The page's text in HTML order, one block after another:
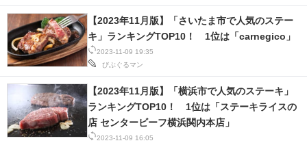
2023-11-09 19:35
びぶぐるマン
【2023年11月版】「さいたま市で人気のステー
キ」ランキングTOP10！ 1位は「carnegico」
2023-11-09 16:05
【2023年11月版】「横浜市で人気のステーキ」
ランキングTOP10！ 1位は「ステーキライスの
店 センタービーフ横浜関内本店」